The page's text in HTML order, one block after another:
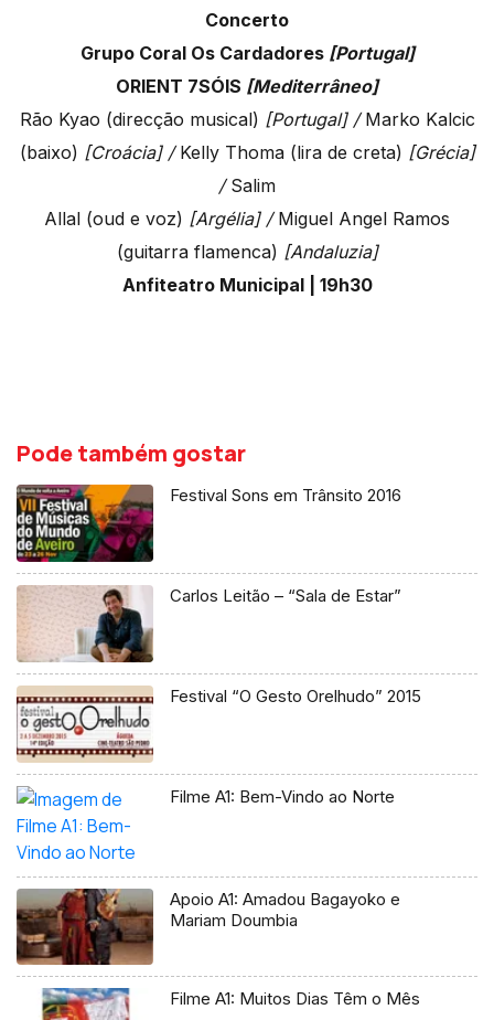
Concerto
Grupo Coral Os Cardadores [Portugal]
ORIENT 7SÓIS [Mediterrâneo]
Rão Kyao (direcção musical) [Portugal] /Marko Kalcic
(baixo) [Croácia] /Kelly Thoma (lira de creta) [Grécia]
/Salim
Allal (oud e voz) [Argélia] /Miguel Angel Ramos
(guitarra flamenca) [Andaluzia]
Anfiteatro Municipal | 19h30
Pode também gostar
Festival Sons em Trânsito 2016
Carlos Leitão – “Sala de Estar”
Festival “O Gesto Orelhudo” 2015
Filme A1: Bem-Vindo ao Norte
Apoio A1: Amadou Bagayoko e
Mariam Doumbia
Filme A1: Muitos Dias Têm o Mês